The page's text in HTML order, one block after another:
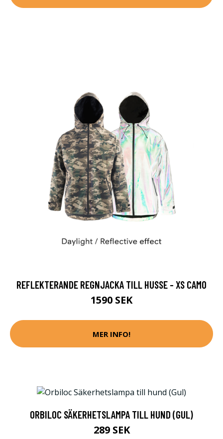
REFLEKTERANDE REGNJACKA TILL HUSSE - XS CAMO
1590 SEK
MER INFO!
ORBILOC SÄKERHETSLAMPA TILL HUND (GUL)
289 SEK